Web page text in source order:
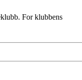
For klubbens